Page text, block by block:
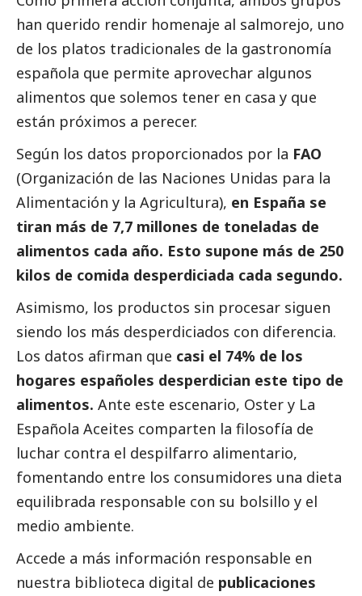
han querido rendir homenaje al salmorejo, uno
de los platos tradicionales de la gastronomía
española que permite aprovechar algunos
alimentos que solemos tener en casa y que
están próximos a perecer.
Según los datos proporcionados por la FAO
(Organización de las Naciones Unidas para la
Alimentación y la Agricultura), en España se
tiran más de 7,7 millones de toneladas de
alimentos cada año. Esto supone más de 250
kilos de comida desperdiciada cada segundo.
Asimismo, los productos sin procesar siguen
siendo los más desperdiciados con diferencia.
Los datos afirman que casi el 74% de los
hogares españoles desperdician este tipo de
alimentos. Ante este escenario, Oster y La
Española Aceites comparten la filosofía de
luchar contra el despilfarro alimentario,
fomentando entre los consumidores una dieta
equilibrada responsable con su bolsillo y el
medio ambiente.
Accede a más información responsable en
nuestra biblioteca digital de publicaciones